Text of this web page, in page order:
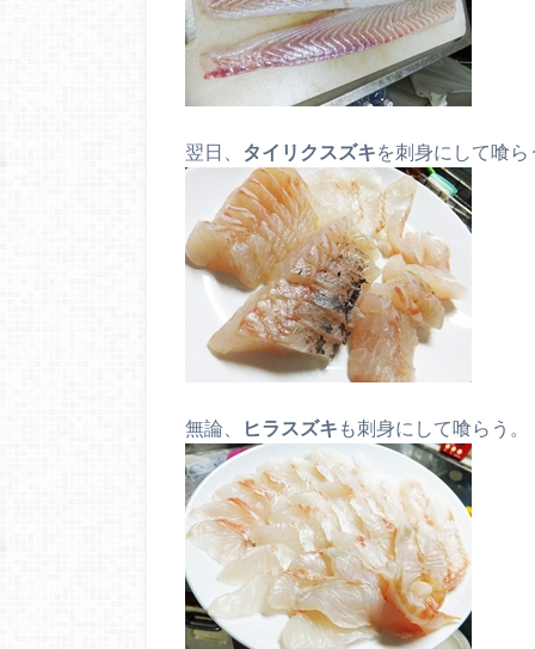
翌日、 タイリクスズキを刺身にして喰ら
無論、 ヒラスズキ も刺身にして喰らう。